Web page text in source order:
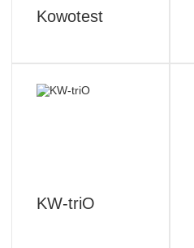
Kowotest
KW-triO